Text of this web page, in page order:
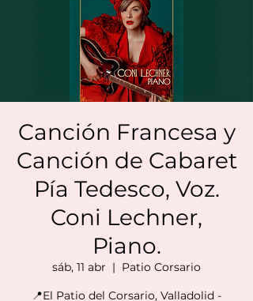
Canción Francesa y
Canción de Cabaret
Pía Tedesco, Voz.
Coni Lechner,
Piano.
sáb, 11 abr
  |
Patio Corsario
📍El Patio del Corsario, Valladolid -